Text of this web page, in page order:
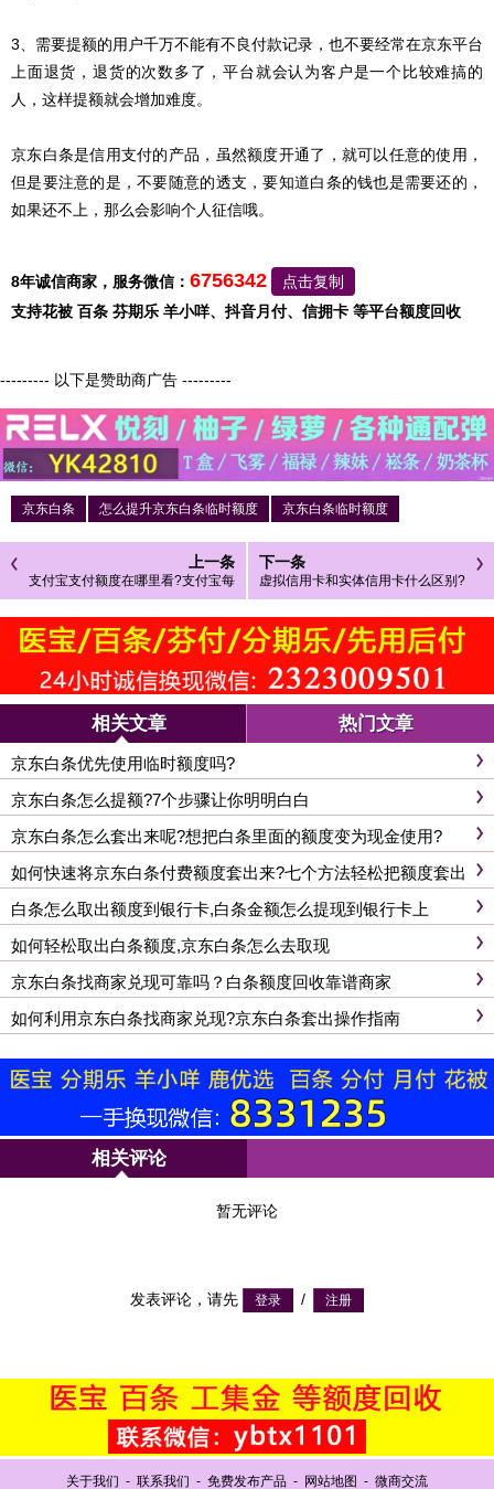
3、需要提额的用户千万不能有不良付款记录，也不要经常在京东平台
上面退货，退货的次数多了，平台就会认为客户是一个比较难搞的
人，这样提额就会增加难度。
京东白条是信用支付的产品，虽然额度开通了，就可以任意的使用，
但是要注意的是，不要随意的透支，要知道白条的钱也是需要还的，
如果还不上，那么会影响个人征信哦。
8年诚信商家，服务微信： 6756342
点击复制
支持花被 百条 芬期乐 羊小咩、抖音月付、信拥卡 等平台额度回收
--------- 以下是赞助商广告 ---------
京东白条 怎么提升京东白条临时额度 京东白条临时额度
上一条
支付宝支付额度在哪里看?支付宝每
日支付限额多少?
下一条
虚拟信用卡和实体信用卡什么区别?
哪个更好用?
相关文章 热门文章
京东白条优先使用临时额度吗?
京东白条怎么提额?7个步骤让你明明白白
京东白条怎么套出来呢?想把白条里面的额度变为现金使用?
如何快速将京东白条付费额度套出来?七个方法轻松把额度套出
来
白条怎么取出额度到银行卡,白条金额怎么提现到银行卡上
如何轻松取出白条额度,京东白条怎么去取现
京东白条找商家兑现可靠吗？白条额度回收靠谱商家
如何利用京东白条找商家兑现?京东白条套出操作指南
相关评论
暂无评论
发表评论，请先 /
关于我们 - 联系我们 - 免费发布产品 - 网站地图 - 微商交流